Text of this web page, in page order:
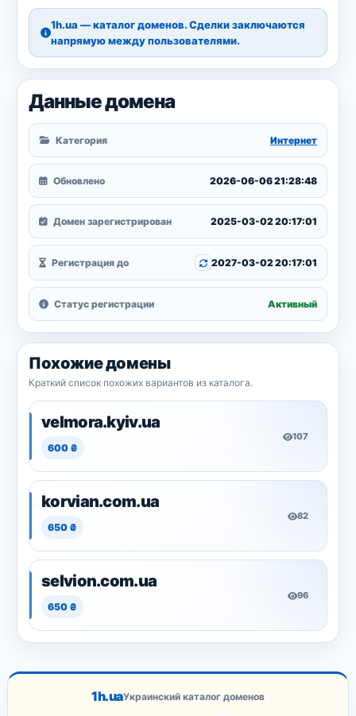
1h.ua — каталог доменов. Сделки заключаются
напрямую между пользователями.
Данные домена
Категория Интернет
Обновлено 2026-06-06 21:28:48
Домен зарегистрирован 2025-03-02 20:17:01
Регистрация до 2027-03-02 20:17:01
Статус регистрации Активный
Похожие домены
Краткий список похожих вариантов из каталога.
velmora.kyiv.ua
600 ₴
107
korvian.com.ua
650 ₴
82
selvion.com.ua
650 ₴
96
1h.uaУкраинский каталог доменов